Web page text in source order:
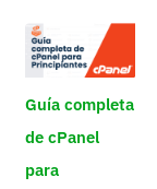
Guía completa
de cPanel
para